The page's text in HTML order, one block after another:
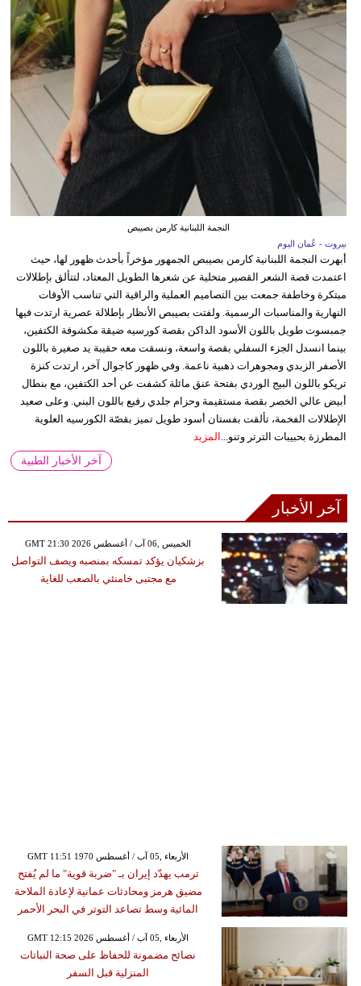
النجمة اللبنانية كارمن بصيبص
بيروت - عُمان اليوم
أبهرت النجمة اللبنانية كارمن بصيبص الجمهور مؤخراً بأحدث ظهور لها، حيث
اعتمدت قصة الشعر القصير متخلية عن شعرها الطويل المعتاد، لتتألق بإطلالات
مبتكرة وخاطفة جمعت بين التصاميم العملية والراقية التي تناسب الأوقات
النهارية والمناسبات الرسمية. ولفتت بصيبص الأنظار بإطلالة عصرية ارتدت فيها
جمبسوت طويل باللون الأسود الداكن بقصة كورسيه ضيقة مكشوفة الكتفين،
بينما انسدل الجزء السفلي بقصة واسعة، ونسقت معه حقيبة يد صغيرة باللون
الأصفر الزبدي ومجوهرات ذهبية ناعمة. وفي ظهور كاجوال آخر، ارتدت كنزة
تريكو باللون البيج الوردي بفتحة عنق مائلة كشفت عن أحد الكتفين، مع بنطال
أبيض عالي الخصر بقصة مستقيمة وحزام جلدي رفيع باللون البني. وعلى صعيد
الإطلالات الفخمة، تألقت بفستان أسود طويل تميز بقصّة الكورسيه العلوية
المطرزة بحبيبات الترتر وتنو... المزيد
آخر الأخبار الطبية
آخر الأخبار
GMT 21:30 2026 الخميس ,06 آب / أغسطس
بزشكيان يؤكد تمسكه بمنصبه ويصف التواصل
مع مجتبى خامنئي بالصعب للغاية
GMT 11:51 1970 الأربعاء ,05 آب / أغسطس
ترمب يهدّد إيران بـ "ضربة قوية" ما لم يُفتح
مضيق هرمز ومحادثات عمانية لإعادة الملاحة
المائية وسط تصاعد التوتر في البحر الأحمر
GMT 12:15 2026 الأربعاء ,05 آب / أغسطس
نصائح مضمونة للحفاظ على صحة النباتات
المنزلية قبل السفر